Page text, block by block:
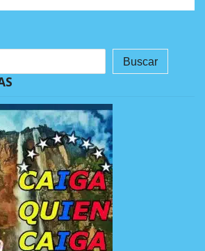
Buscar